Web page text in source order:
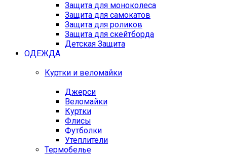
Защита для моноколеса
Защита для самокатов
Защита для роликов
Защита для скейтборда
Детская Защита
ОДЕЖДА
Куртки и веломайки
Джерси
Веломайки
Куртки
Флисы
Футболки
Утеплители
Термобелье